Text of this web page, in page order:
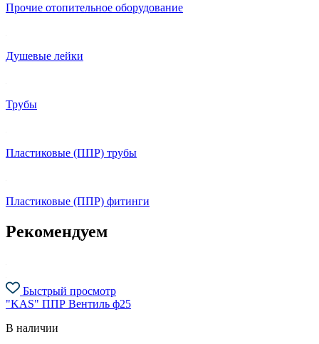
Прочие отопительное оборудование
Душевые лейки
Трубы
Пластиковые (ППР) трубы
Пластиковые (ППР) фитинги
Рекомендуем
Быстрый просмотр
"KAS" ППР Вентиль ф25
В наличии